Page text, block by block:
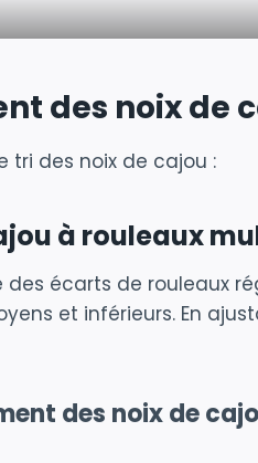
des noix de
tri des noix de cajou :
à rouleaux
écarts de rouleaux
et inférieurs. En
des noix de